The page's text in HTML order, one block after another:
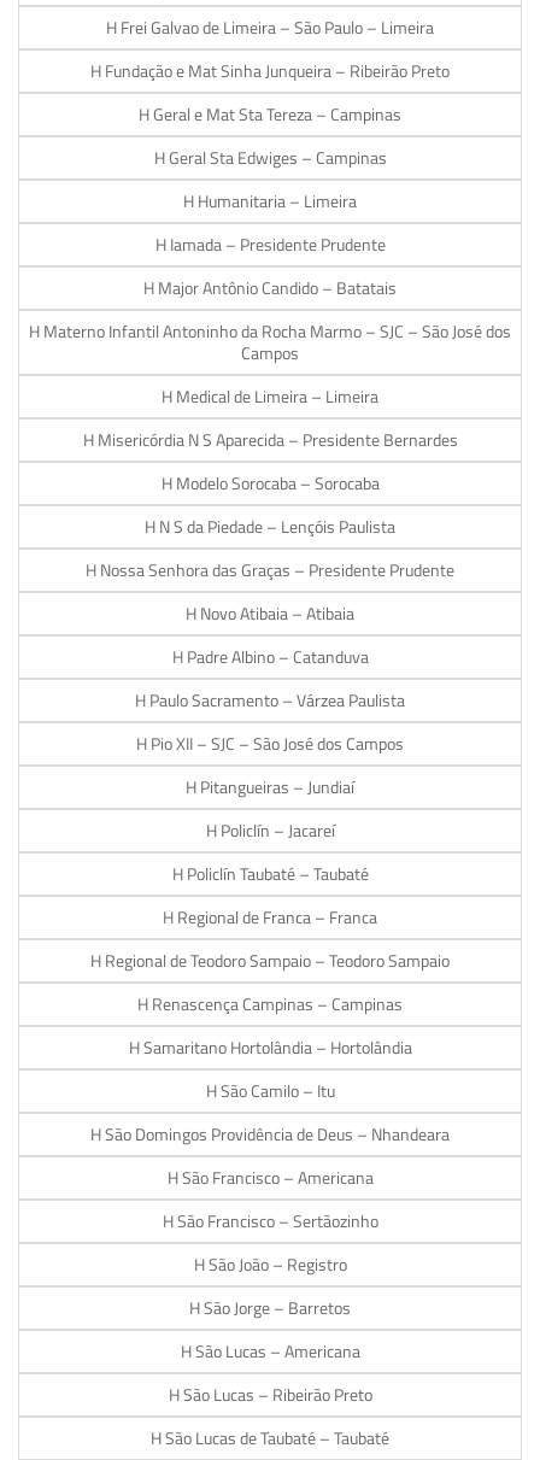
H Frei Galvao de Limeira – São Paulo – Limeira
H Fundação e Mat Sinha Junqueira – Ribeirão Preto
H Geral e Mat Sta Tereza – Campinas
H Geral Sta Edwiges – Campinas
H Humanitaria – Limeira
H Iamada – Presidente Prudente
H Major Antônio Candido – Batatais
H Materno Infantil Antoninho da Rocha Marmo – SJC – São José dos
Campos
H Medical de Limeira – Limeira
H Misericórdia N S Aparecida – Presidente Bernardes
H Modelo Sorocaba – Sorocaba
H N S da Piedade – Lençóis Paulista
H Nossa Senhora das Graças – Presidente Prudente
H Novo Atibaia – Atibaia
H Padre Albino – Catanduva
H Paulo Sacramento – Várzea Paulista
H Pio XII – SJC – São José dos Campos
H Pitangueiras – Jundiaí
H Policlín – Jacareí
H Policlín Taubaté – Taubaté
H Regional de Franca – Franca
H Regional de Teodoro Sampaio – Teodoro Sampaio
H Renascença Campinas – Campinas
H Samaritano Hortolândia – Hortolândia
H São Camilo – Itu
H São Domingos Providência de Deus – Nhandeara
H São Francisco – Americana
H São Francisco – Sertãozinho
H São João – Registro
H São Jorge – Barretos
H São Lucas – Americana
H São Lucas – Ribeirão Preto
H São Lucas de Taubaté – Taubaté